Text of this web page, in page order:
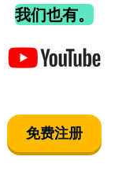
我们也有。
免费注册